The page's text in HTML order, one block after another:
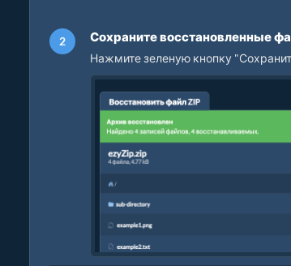
Сохраните восстановленные
Нажмите зеленую кнопку